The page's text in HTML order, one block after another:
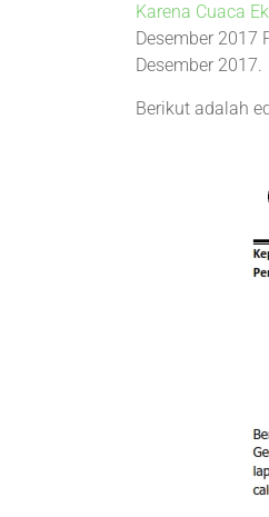
Karena Cuaca
Desember 2017
Desember 2017.
Berikut adalah